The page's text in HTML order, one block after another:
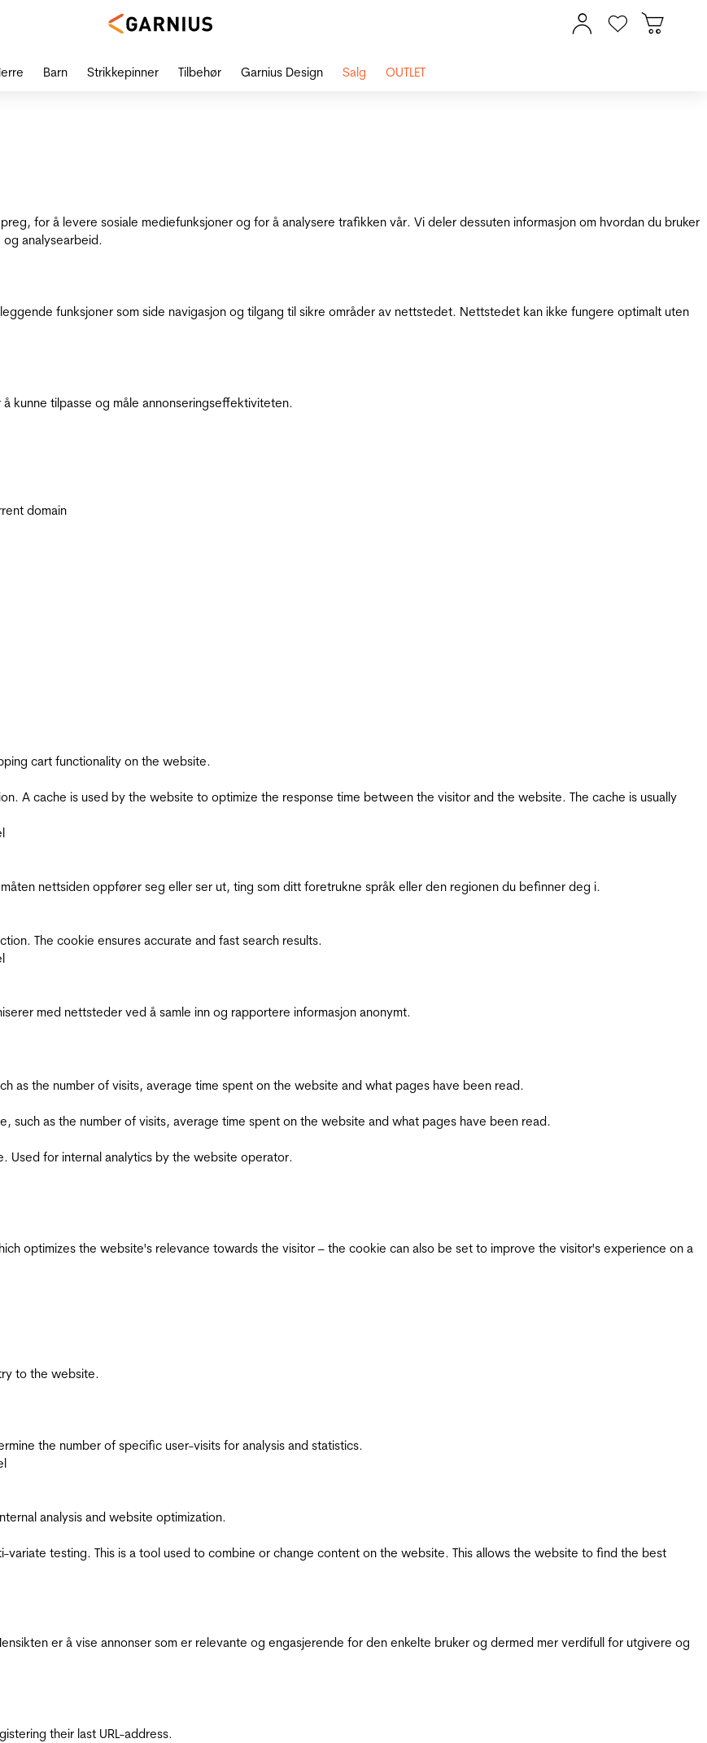
for å levere sosiale mediefunksjoner og for å analysere trafikken vår. Vi deler dessuten informasjon om hvordan du bruker
analysearbeid.
funksjoner som side navigasjon og tilgang til sikre områder av nettstedet. Nettstedet kan ikke fungere optimalt uten
kunne tilpasse og måle annonseringseffektiviteten.
domain
cart functionality on the website.
A cache is used by the website to optimize the response time between the visitor and the website. The cache is usually
nettsiden oppfører seg eller ser ut, ting som ditt foretrukne språk eller den regionen du befinner deg i.
The cookie ensures accurate and fast search results.
med nettsteder ved å samle inn og rapportere informasjon anonymt.
as the number of visits, average time spent on the website and what pages have been read.
such as the number of visits, average time spent on the website and what pages have been read.
Used for internal analytics by the website operator.
optimizes the website's relevance towards the visitor – the cookie can also be set to improve the visitor's experience on a
to the website.
the number of specific user-visits for analysis and statistics.
analysis and website optimization.
testing. This is a tool used to combine or change content on the website. This allows the website to find the best
er å vise annonser som er relevante og engasjerende for den enkelte bruker og dermed mer verdifull for utgivere og
their last URL-address.
Barn Strikkepinner Tilbehør Garnius Design Salg OUTLET